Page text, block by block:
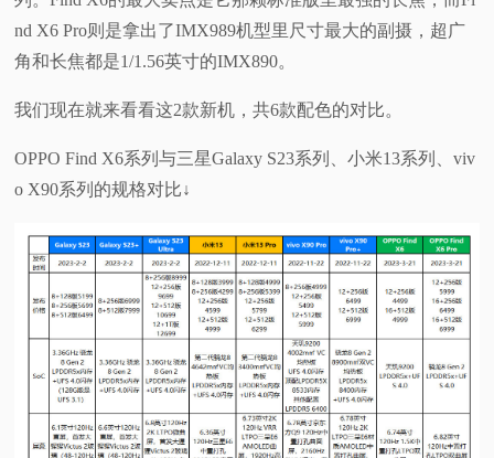
视
普
体
nd X6 Pro则是拿出了IMX989机型里尺寸最大的副摄，超广
角和长焦都是1/1.56英寸的IMX890。
我们现在就来看看这2款新机，共6款配色的对比。
OPPO Find X6系列与三星Galaxy S23系列、小米13系列、viv
o X90系列的规格对比↓